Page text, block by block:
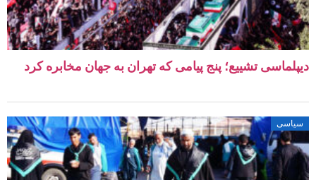
تشییع؛ پنج پیامی که تهران به جهان مخابره کرد